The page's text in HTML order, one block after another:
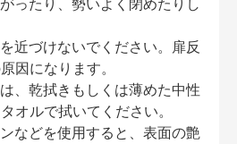
ったり、勢いよく閉めたりし
近づけないでください。扉反
因になります。
、乾拭きもしくは薄めた中性
オルで拭いてください。
などを使用すると、表面の艶